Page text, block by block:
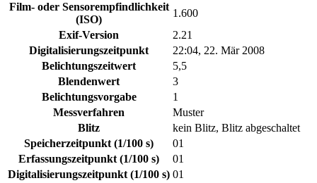
Film- oder Sensorempfindlichkeit
(ISO)
1.600
Exif-Version
2.21
Digitalisierungszeitpunkt
22:04, 22. Mär 2008
Belichtungszeitwert
5,5
Blendenwert
3
Belichtungsvorgabe
1
Messverfahren
Muster
Blitz
kein Blitz, Blitz abgeschaltet
Speicherzeitpunkt (1/100 s)
01
Erfassungszeitpunkt (1/100 s)
01
Digitalisierungszeitpunkt (1/100 s) 01